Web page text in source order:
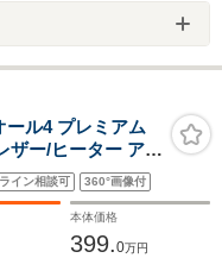
ル4 プレミアム
ー/ヒーター アク
ーキングアシスト
ワイヤ
イン相談可 360°画像付
本体価格
399.0万円